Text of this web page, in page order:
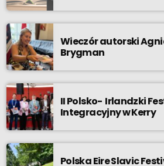
Wieczór autorski
Brygman
II Polsko- Irlandzki
Integracyjny w Kerry
Polska Eire Slavic